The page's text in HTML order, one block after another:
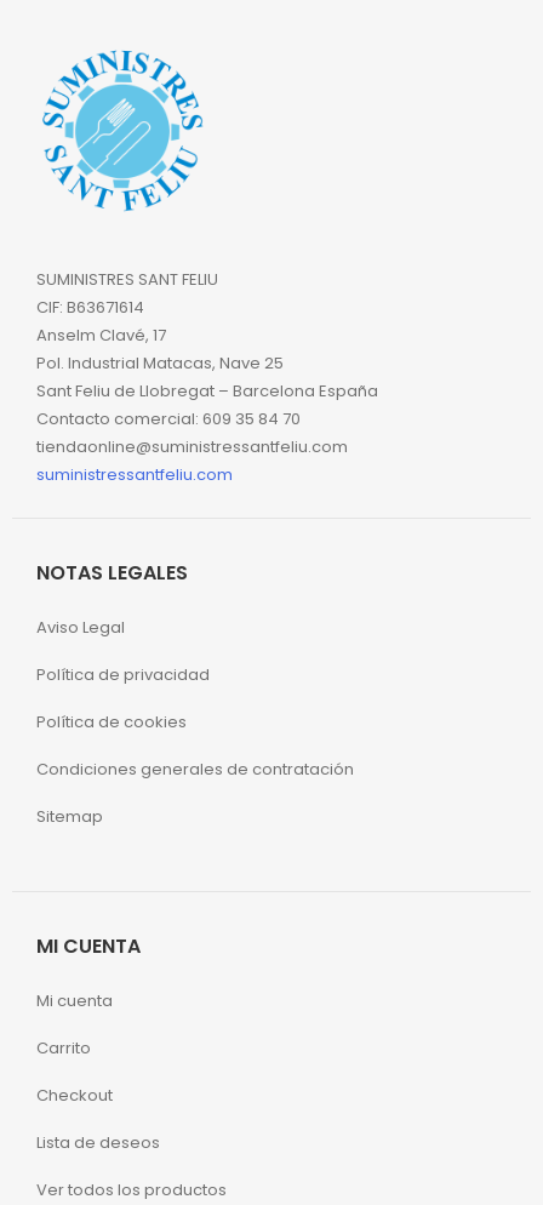
SUMINISTRES SANT FELIU
CIF: B63671614
Anselm Clavé, 17
Pol. Industrial Matacas, Nave 25
Sant Feliu de Llobregat – Barcelona España
Contacto comercial: 609 35 84 70
tiendaonline@suministressantfeliu.com
suministressantfeliu.com
NOTAS LEGALES
Aviso Legal
Política de privacidad
Política de cookies
Condiciones generales de contratación
Sitemap
MI CUENTA
Mi cuenta
Carrito
Checkout
Lista de deseos
Ver todos los productos